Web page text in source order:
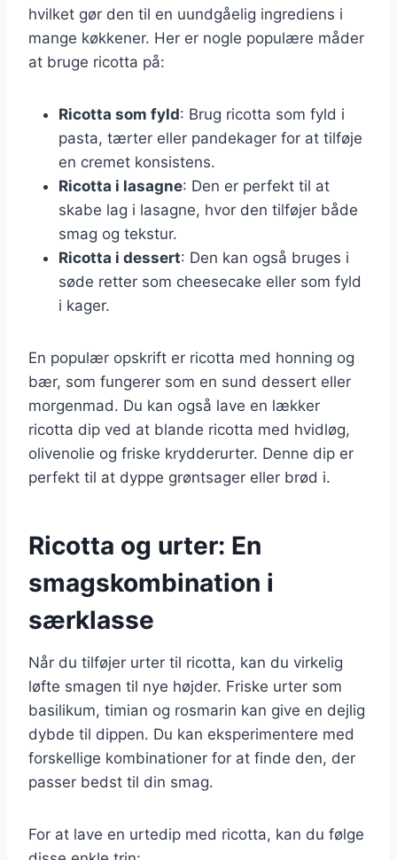
hvilket gør den til en uundgåelig ingrediens i
mange køkkener. Her er nogle populære måder
at bruge ricotta på:
Ricotta som fyld: Brug ricotta som fyld i
pasta, tærter eller pandekager for at tilføje
en cremet konsistens.
Ricotta i lasagne: Den er perfekt til at
skabe lag i lasagne, hvor den tilføjer både
smag og tekstur.
Ricotta i dessert: Den kan også bruges i
søde retter som cheesecake eller som fyld
i kager.
En populær opskrift er ricotta med honning og
bær, som fungerer som en sund dessert eller
morgenmad. Du kan også lave en lækker
ricotta dip ved at blande ricotta med hvidløg,
olivenolie og friske krydderurter. Denne dip er
perfekt til at dyppe grøntsager eller brød i.
Ricotta og urter: En
smagskombination i
særklasse
Når du tilføjer urter til ricotta, kan du virkelig
løfte smagen til nye højder. Friske urter som
basilikum, timian og rosmarin kan give en dejlig
dybde til dippen. Du kan eksperimentere med
forskellige kombinationer for at finde den, der
passer bedst til din smag.
For at lave en urtedip med ricotta, kan du følge